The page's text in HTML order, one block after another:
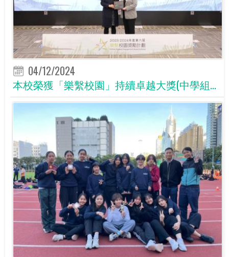
04/12/2024
本校榮獲「樂繫校園」持續卓越大獎(中學組...